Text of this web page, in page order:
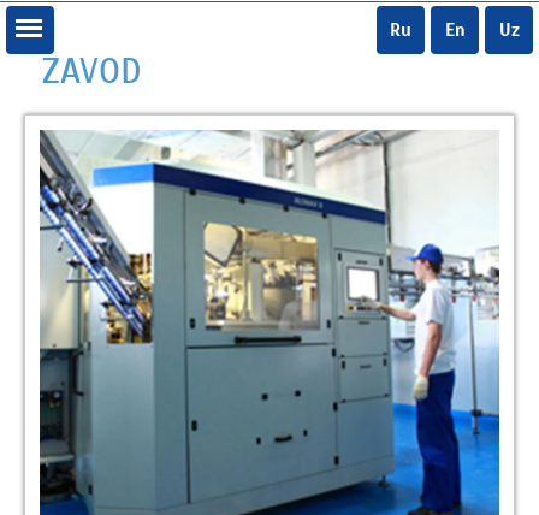
Ru En Uz
ZAVOD